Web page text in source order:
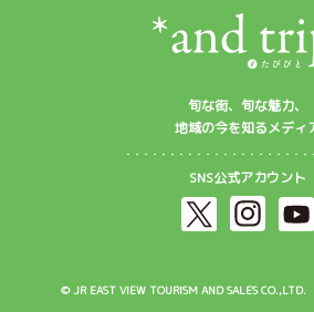
旬な街、旬な魅力、
地域の今を知るメディ
SNS公式アカウント
© JR EAST VIEW TOURISM AND SALES CO.,LTD.